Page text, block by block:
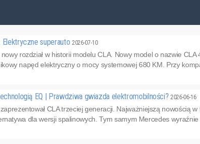
Elektryczne superauto 2026-07-10
rozdział w historii modelu CLA. Nowy model o nazwie
napęd elektryczny o mocy systemowej 680 KM. Przy
EQ | Prawdziwa gwiazda elektromobilności?2026-06-16
CLA trzeciej generacji. Najważniejszą nowością
dla wersji spalinowych. Tym samym Mercedes